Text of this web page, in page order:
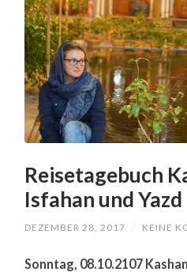
Reisetagebuch
Isfahan und Yazd
DEZEMBER 28, 2017 / KEINE
Sonntag, 08.10.2107